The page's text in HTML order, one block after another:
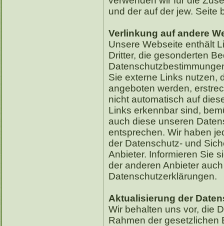
und der auf der jew. Seite
Verlinkung auf andere
Unsere Webseite enthält
Dritter, die gesonderten
Sie externe Links nutzen,
angeboten werden,
nicht automatisch auf
Links erkennbar sind,
auch diese unseren
entsprechen. Wir haben
der Datenschutz- und
Anbieter. Informieren Sie
der anderen Anbieter
Datenschutzerklärungen.
Aktualisierung der
Wir behalten uns vor, die
Rahmen der gesetzlichen